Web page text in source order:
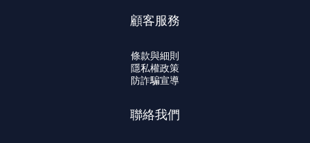
顧客服務
條款與細則
隱私權政策
防詐騙宣導
聯絡我們